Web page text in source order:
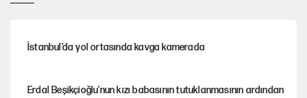
İstanbul’da yol ortasında kavga kamerada
Erdal Beşikçioğlu'nun kızı babasının tutuklanmasının ardından